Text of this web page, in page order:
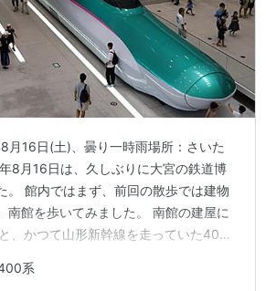
月16日(土)、曇り一時雨場所：さいた
8月16日は、久しぶりに大宮の鉄道博
。 館内ではまず、前回の散歩では建物
南館を歩いてみました。 南館の建屋に
、かつて山形新幹線を走っていた400
車両の中で唯一、私が一度も乗らない
系